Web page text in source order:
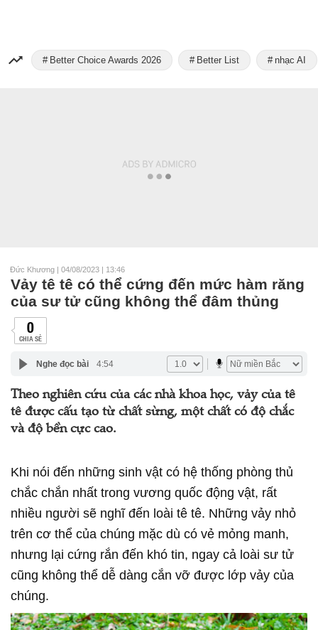
Better Choice Awards 2026 Better List nhạc AI
Đức Khương | 04/08/2023 | 13:46
Vảy tê tê có thể cứng đến mức hàm răng
của sư tử cũng không thể đâm thủng
0
CHIA SẺ
Nghe đọc bài 4:54
Theo nghiên cứu của các nhà khoa học, vảy của tê
tê được cấu tạo từ chất sừng, một chất có độ chắc
và độ bền cực cao.
Khi nói đến những sinh vật có hệ thống phòng thủ
chắc chắn nhất trong vương quốc động vật, rất
nhiều người sẽ nghĩ đến loài tê tê. Những vảy nhỏ
trên cơ thể của chúng mặc dù có vẻ mỏng manh,
nhưng lại cứng rắn đến khó tin, ngay cả loài sư tử
cũng không thể dễ dàng cắn vỡ được lớp vảy của
chúng.